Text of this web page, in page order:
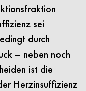
sei
durch
– neben noch
ist die
Herzinsuffizienz